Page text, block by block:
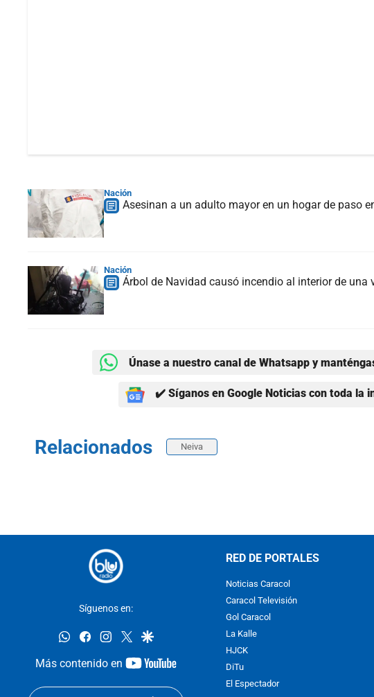
Nación
Asesinan a un adulto mayor en un hogar de paso
Nación
Árbol de Navidad causó incendio al interior de una
Únase a nuestro canal de Whatsapp y
✔️ Síganos en Google Noticias con toda la
Relacionados Neiva
Síguenos en:
whatsappfacebookinstagram
twittergoogle
Más contenido en
youtube-
RED DE PORTALES
Noticias Caracol
Caracol Televisión
Gol Caracol
La Kalle
HJCK
DiTu
El Espectador